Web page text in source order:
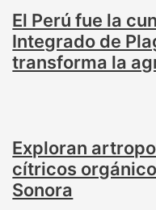
El Perú fue la
Integrado de
transforma la
Exploran
cítricos
Sonora